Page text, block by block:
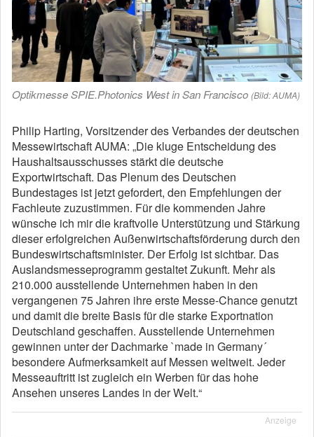
Optikmesse SPIE.Photonics West in San Francisco (Bild: AUMA)
Philip Harting, Vorsitzender des Verbandes der deutschen
Messewirtschaft AUMA: „Die kluge Entscheidung des
Haushaltsausschusses stärkt die deutsche
Exportwirtschaft. Das Plenum des Deutschen
Bundestages ist jetzt gefordert, den Empfehlungen der
Fachleute zuzustimmen. Für die kommenden Jahre
wünsche ich mir die kraftvolle Unterstützung und Stärkung
dieser erfolgreichen Außenwirtschaftsförderung durch den
Bundeswirtschaftsminister. Der Erfolg ist sichtbar. Das
Auslandsmesseprogramm gestaltet Zukunft. Mehr als
210.000 ausstellende Unternehmen haben in den
vergangenen 75 Jahren ihre erste Messe-Chance genutzt
und damit die breite Basis für die starke Exportnation
Deutschland geschaffen. Ausstellende Unternehmen
gewinnen unter der Dachmarke `made in Germany´
besondere Aufmerksamkeit auf Messen weltweit. Jeder
Messeauftritt ist zugleich ein Werben für das hohe
Ansehen unseres Landes in der Welt.“
Anzeige